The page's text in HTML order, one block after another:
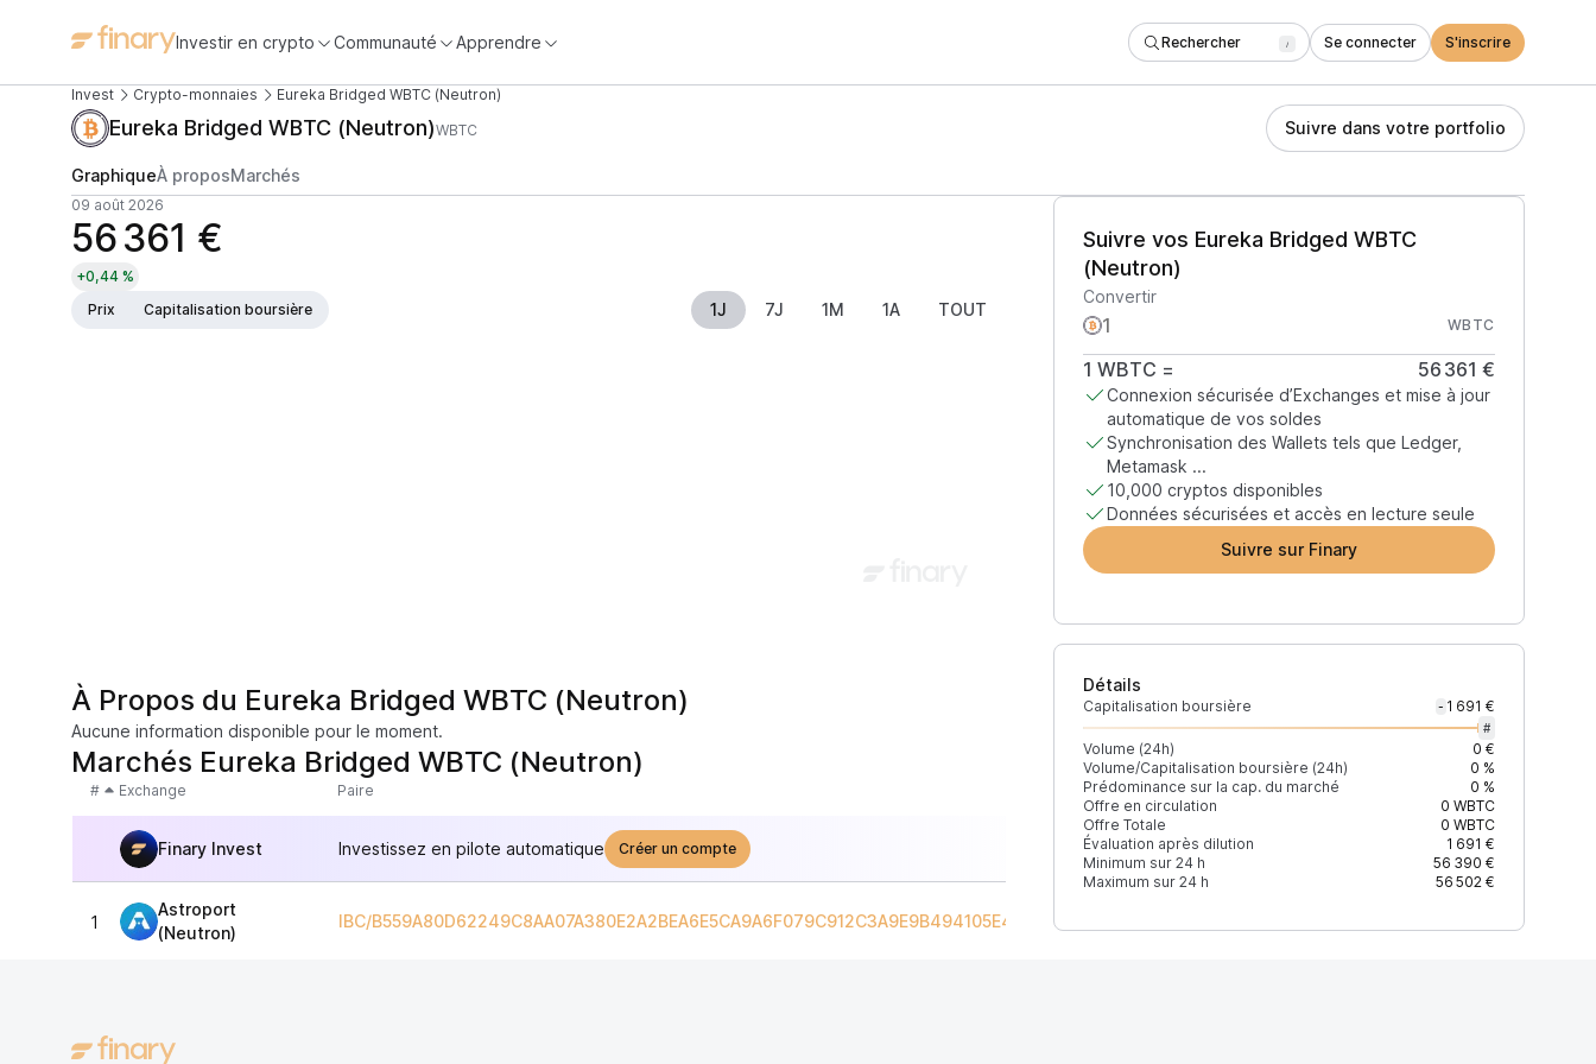
Investir en crypto Communauté Apprendre Rechercher / Se connecter S'inscrire
Invest Crypto-monnaies Eureka Bridged WBTC (Neutron)
Eureka Bridged WBTC (Neutron)WBTC Suivre dans votre portfolio
GraphiqueÀ proposMarchés
09 août 2026
56 361 €
+0,44 %
Prix
Capitalisation boursière 1J 7J 1M 1A TOUT
Suivre vos Eureka Bridged WBTC
(Neutron)
Convertir
WBTC
1 WBTC = 56 361 €
Connexion sécurisée d’Exchanges et mise à jour
automatique de vos soldes
Synchronisation des Wallets tels que Ledger,
Metamask ...
10,000 cryptos disponibles
Données sécurisées et accès en lecture seule
Suivre sur Finary
Détails
Capitalisation boursière - 1 691 €
#
Volume (24h)
0 €
Volume/Capitalisation boursière (24h)
0 %
Prédominance sur la cap. du marché
0 %
Offre en circulation
0 WBTC
Offre Totale
0 WBTC
Évaluation après dilution
1 691 €
Minimum sur 24 h
56 390 €
Maximum sur 24 h
56 502 €
À Propos du Eureka Bridged WBTC (Neutron)
Aucune information disponible pour le moment.
Marchés Eureka Bridged WBTC (Neutron)
# Exchange Paire
Finary Invest Investissez en pilote automatique Créer un compte
1
Astroport
(Neutron)
IBC/B559A80D62249C8AA07A380E2A2BEA6E5CA9A6F079C912C3A9E9B494105E4F81 IBC/